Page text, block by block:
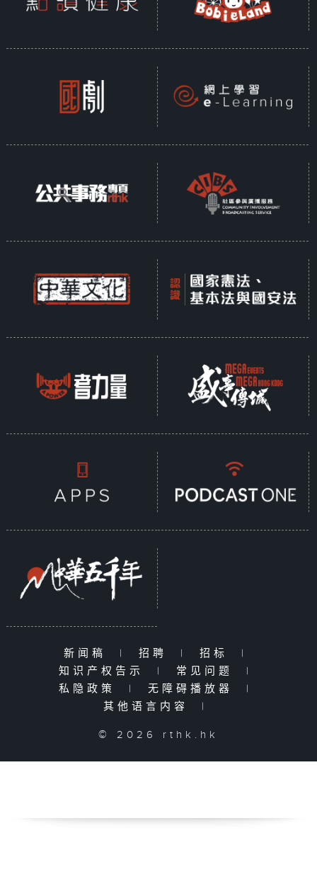
新闻稿 | 招聘 | 招标
|
知识产权告示
| 常见问题
|
私隐政策
| 无障碍播放器
|
其他语言内容
|
© 2026 rthk.hk